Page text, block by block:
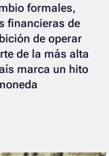
formales,
financieras de
de operar
de la más alta
marca un hito